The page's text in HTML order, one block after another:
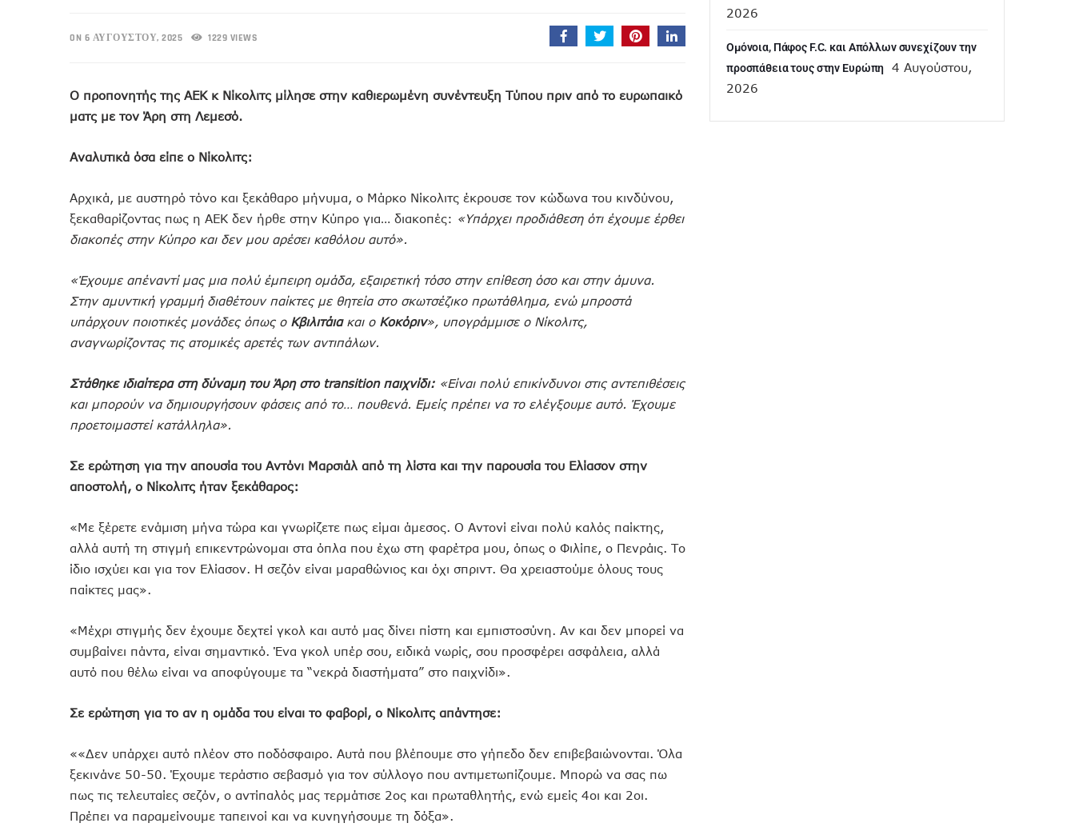
ON 6 ΑΥΓΟΎΣΤΟΥ, 2025 1229 VIEWS
Ο προπονητής της ΑΕΚ κ Νίκολιτς μίλησε στην καθιερωμένη συνέντευξη Τύπου πριν από το ευρωπαικό
ματς με τον Άρη στη Λεμεσό.
Αναλυτικά όσα είπε ο Νίκολιτς:
Αρχικά, με αυστηρό τόνο και ξεκάθαρο μήνυμα, ο Μάρκο Νίκολιτς έκρουσε τον κώδωνα του κινδύνου,
ξεκαθαρίζοντας πως η ΑΕΚ δεν ήρθε στην Κύπρο για… διακοπές: «Υπάρχει προδιάθεση ότι έχουμε έρθει
διακοπές στην Κύπρο και δεν μου αρέσει καθόλου αυτό».
«Έχουμε απέναντί μας μια πολύ έμπειρη ομάδα, εξαιρετική τόσο στην επίθεση όσο και στην άμυνα.
Στην αμυντική γραμμή διαθέτουν παίκτες με θητεία στο σκωτσέζικο πρωτάθλημα, ενώ μπροστά
υπάρχουν ποιοτικές μονάδες όπως ο Κβιλιτάιακαι ο Κοκόριν», υπογράμμισε ο Νίκολιτς,
αναγνωρίζοντας τις ατομικές αρετές των αντιπάλων.
Στάθηκε ιδιαίτερα στη δύναμη του Άρη στο transition παιχνίδι: «Είναι πολύ επικίνδυνοι στις αντεπιθέσεις
και μπορούν να δημιουργήσουν φάσεις από το… πουθενά. Εμείς πρέπει να το ελέγξουμε αυτό. Έχουμε
προετοιμαστεί κατάλληλα».
Σε ερώτηση για την απουσία του Αντόνι Μαρσιάλ από τη λίστα και την παρουσία του Ελίασον στην
αποστολή, ο Νίκολιτς ήταν ξεκάθαρος:
«Με ξέρετε ενάμιση μήνα τώρα και γνωρίζετε πως είμαι άμεσος. Ο Αντονί είναι πολύ καλός παίκτης,
αλλά αυτή τη στιγμή επικεντρώνομαι στα όπλα που έχω στη φαρέτρα μου, όπως ο Φιλίπε, ο Πενράις. Το
ίδιο ισχύει και για τον Ελίασον. Η σεζόν είναι μαραθώνιος και όχι σπριντ. Θα χρειαστούμε όλους τους
παίκτες μας».
«Μέχρι στιγμής δεν έχουμε δεχτεί γκολ και αυτό μας δίνει πίστη και εμπιστοσύνη. Αν και δεν μπορεί να
συμβαίνει πάντα, είναι σημαντικό. Ένα γκολ υπέρ σου, ειδικά νωρίς, σου προσφέρει ασφάλεια, αλλά
αυτό που θέλω είναι να αποφύγουμε τα “νεκρά διαστήματα” στο παιχνίδι».
Σε ερώτηση για το αν η ομάδα του είναι το φαβορί, ο Νίκολιτς απάντησε:
««Δεν υπάρχει αυτό πλέον στο ποδόσφαιρο. Αυτά που βλέπουμε στο γήπεδο δεν επιβεβαιώνονται. Όλα
ξεκινάνε 50-50. Έχουμε τεράστιο σεβασμό για τον σύλλογο που αντιμετωπίζουμε. Μπορώ να σας πω
πως τις τελευταίες σεζόν, ο αντίπαλός μας τερμάτισε 2ος και πρωταθλητής, ενώ εμείς 4οι και 2οι.
Πρέπει να παραμείνουμε ταπεινοί και να κυνηγήσουμε τη δόξα».
2026
Ομόνοια, Πάφος F.C. και Απόλλων συνεχίζουν την
προσπάθεια τους στην Ευρώπη
4 Αυγούστου,
2026